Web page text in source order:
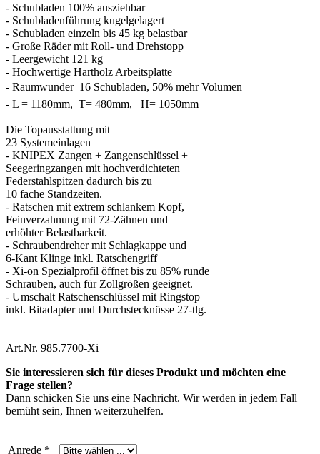
- Schubladen 100% ausziehbar
- Schubladenführung kugelgelagert
- Schubladen einzeln bis 45 kg belastbar
- Große Räder mit Roll- und Drehstopp
- Leergewicht 121 kg
- Hochwertige Hartholz Arbeitsplatte
- Raumwunder  16 Schubladen, 50% mehr Volumen
- L = 1180mm, T= 480mm, H= 1050mm
Die Topausstattung mit
23 Systemeinlagen
- KNIPEX Zangen + Zangenschlüssel +
Seegeringzangen mit hochverdichteten
Federstahlspitzen dadurch bis zu
10 fache Standzeiten.
- Ratschen mit extrem schlankem Kopf,
Feinverzahnung mit 72-Zähnen und
erhöhter Belastbarkeit.
- Schraubendreher mit Schlagkappe und
6-Kant Klinge inkl. Ratschengriff
- Xi-on Spezialprofil öffnet bis zu 85% runde
Schrauben, auch für Zollgrößen geeignet.
- Umschalt Ratschenschlüssel mit Ringstop
inkl. Bitadapter und Durchstecknüsse 27-tlg.
Art.Nr. 985.7700-Xi
Sie interessieren sich für dieses Produkt und möchten eine
Frage stellen?
Dann schicken Sie uns eine Nachricht. Wir werden in jedem Fall
bemüht sein, Ihnen weiterzuhelfen.
Anrede *